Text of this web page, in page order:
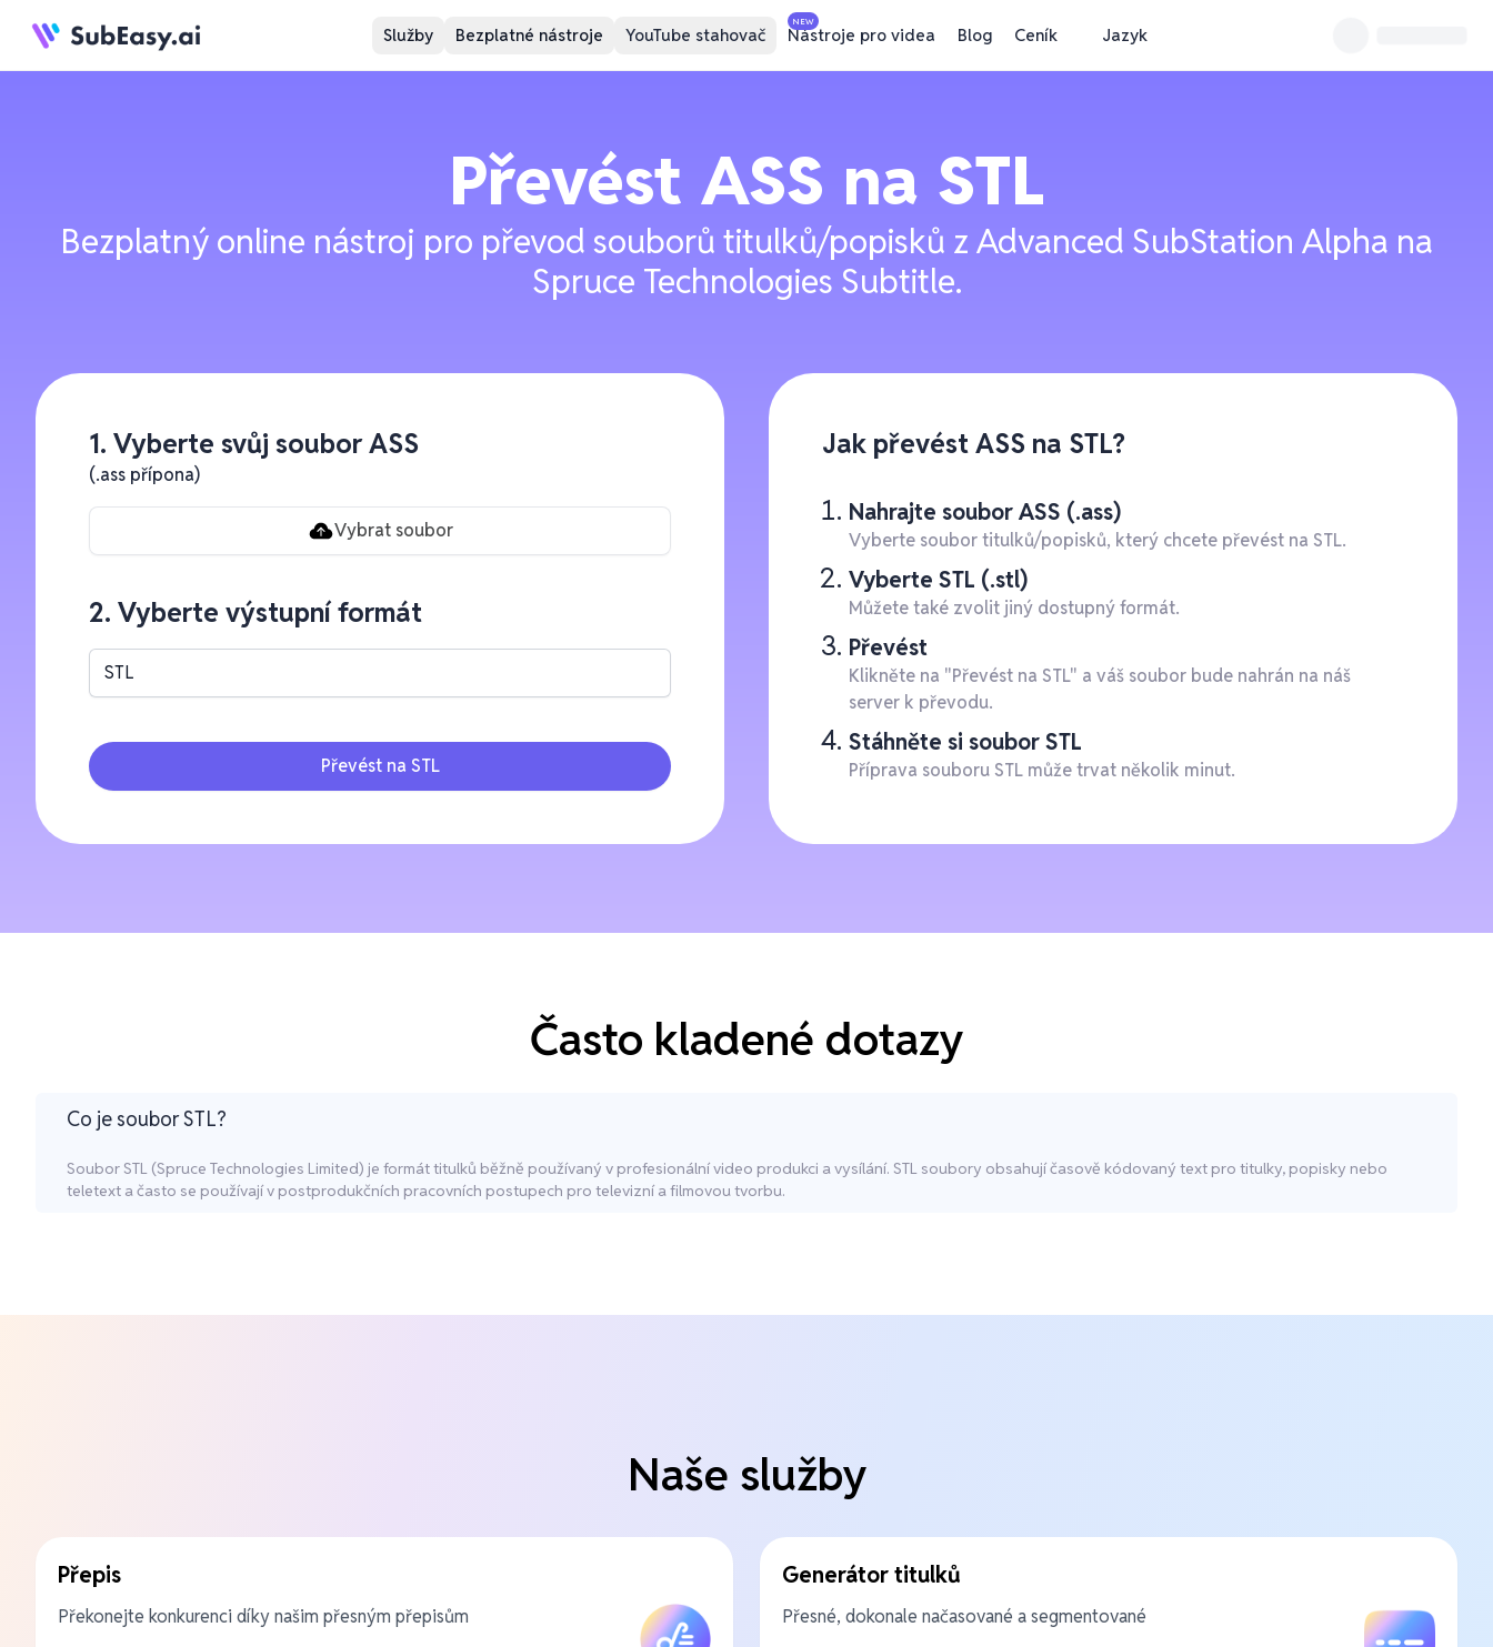
Služby Bezplatné nástroje YouTube stahovač
NEW
Nástroje pro videa Blog Ceník Jazyk
Převést ASS na STL
Bezplatný online nástroj pro převod souborů titulků/popisků z Advanced SubStation Alpha na
Spruce Technologies Subtitle.
1. Vyberte svůj soubor ASS
(.ass přípona)
Vybrat soubor
2. Vyberte výstupní formát
STL
Převést na STL
Jak převést ASS na STL?
Nahrajte soubor ASS (.ass)
Vyberte soubor titulků/popisků, který chcete převést na STL.
Vyberte STL (.stl)
Můžete také zvolit jiný dostupný formát.
Převést
Klikněte na "Převést na STL" a váš soubor bude nahrán na náš
server k převodu.
Stáhněte si soubor STL
Příprava souboru STL může trvat několik minut.
Často kladené dotazy
Co je soubor STL?
Soubor STL (Spruce Technologies Limited) je formát titulků běžně používaný v profesionální video produkci a vysílání. STL soubory obsahují časově kódovaný text pro titulky, popisky nebo
teletext a často se používají v postprodukčních pracovních postupech pro televizní a filmovou tvorbu.
Naše služby
Přepis
Překonejte konkurenci díky našim přesným přepisům
Generátor titulků
Přesné, dokonale načasované a segmentované